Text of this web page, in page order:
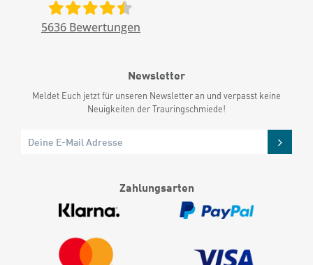
5636 Bewertungen
Newsletter
Meldet Euch jetzt für unseren Newsletter an und verpasst keine
Neuigkeiten der Trauringschmiede!
Zahlungsarten